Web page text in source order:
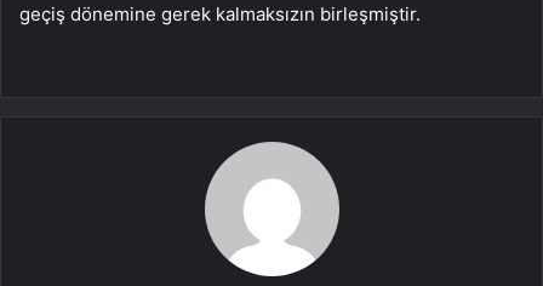
geçiş dönemine gerek kalmaksızın birleşmiştir.